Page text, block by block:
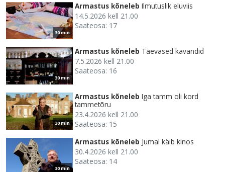
30 min
Armastus kõneleb Ilmutuslik eluviis
14.5.2026 kell 21.00
Saateosa: 17
30 min
Armastus kõneleb Taevased kavandid
7.5.2026 kell 21.00
Saateosa: 16
30 min
Armastus kõneleb Iga tamm oli kord
tammetõru
23.4.2026 kell 21.00
Saateosa: 15
30 min
Armastus kõneleb Jumal käib kinos
30.4.2026 kell 21.00
Saateosa: 14